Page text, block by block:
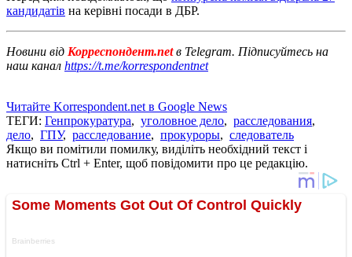
кандидатів на керівні посади в ДБР.
Новини від Корреспондент.netв Telegram. Підписуйтесь на
наш канал https://t.me/korrespondentnet
Читайте Korrespondent.net в Google News
ТЕГИ: Генпрокуратура, уголовное дело, расследования,
дело, ГПУ, расследование, прокуроры, следователь
Якщо ви помітили помилку, виділіть необхідний текст і
натисніть Ctrl + Enter, щоб повідомити про це редакцію.